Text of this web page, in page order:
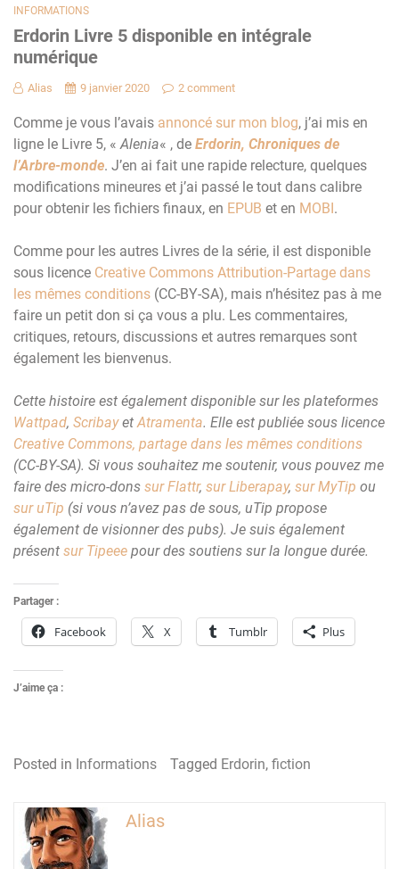
INFORMATIONS
Erdorin Livre 5 disponible en intégrale
numérique
Alias 9 janvier 2020 2 comment
Comme je vous l’avais annoncé sur mon blog, j’ai mis en
ligne le Livre 5, « Alenia« , de Erdorin, Chroniques de
l’Arbre-monde. J’en ai fait une rapide relecture, quelques
modifications mineures et j’ai passé le tout dans calibre
pour obtenir les fichiers finaux, en EPUB et en MOBI.
Comme pour les autres Livres de la série, il est disponible
sous licence Creative Commons Attribution-Partage dans
les mêmes conditions (CC-BY-SA), mais n’hésitez pas à me
faire un petit don si ça vous a plu. Les commentaires,
critiques, retours, discussions et autres remarques sont
également les bienvenus.
Cette histoire est également disponible sur les plateformes
Wattpad, Scribayet Atramenta. Elle est publiée sous licence
Creative Commons, partage dans les mêmes conditions
(CC-BY-SA). Si vous souhaitez me soutenir, vous pouvez me
faire des micro-dons sur Flattr, sur Liberapay, sur MyTip ou
sur uTip (si vous n’avez pas de sous, uTip propose
également de visionner des pubs). Je suis également
présent sur Tipeee pour des soutiens sur la longue durée.
Partager :
Facebook X Tumblr Plus
J’aime ça :
Posted in Informations Tagged Erdorin, fiction
Alias